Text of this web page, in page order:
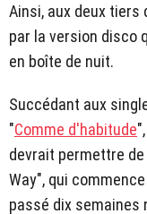
Ainsi, aux deux tiers
par la version disco
en boîte de nuit.
Succédant aux
"Comme d'habitude
devrait permettre
Way", qui
passé dix